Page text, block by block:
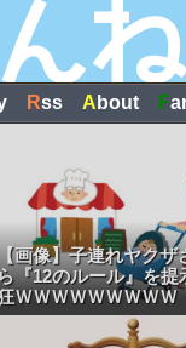
Rss A bout F
画像】子連れヤクザ
『12のルール』を提
ＷＷＷＷＷＷＷＷＷ